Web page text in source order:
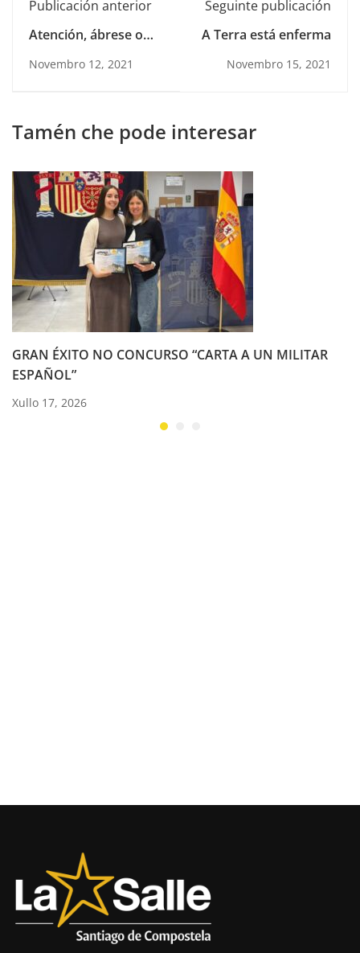
Publicación anterior
Atención, ábrese o
Novembro 12, 2021
Seguinte publicación
A Terra está enferma
Novembro 15, 2021
Tamén che pode interesar
GRAN ÉXITO NO CONCURSO “CARTA A UN MILITAR
ESPAÑOL”
Xullo 17, 2026